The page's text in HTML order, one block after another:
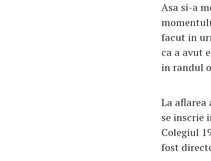
Asa si-a
facut in
ca a avut
in randul
La aflarea
se inscrie
Colegiul
fost